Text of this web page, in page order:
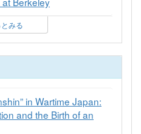
みる
in Wartime Japan:
and the Birth of an